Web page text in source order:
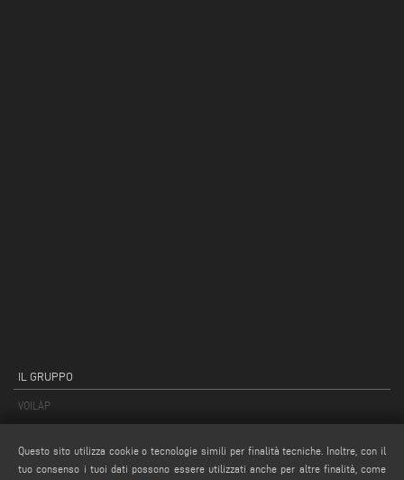
IL GRUPPO
VOILÀP
PRODOTTI
Questo sito utilizza cookie o tecnologie simili per finalità tecniche. Inoltre, con il
tuo consenso i tuoi dati possono essere utilizzati anche per altre finalità, come